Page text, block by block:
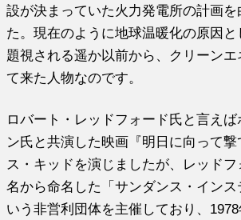
設が決まっていた火力発電所の計画を
た。現在のように地球温暖化の原因と
題視される遥か以前から、クリーンエ
て来た人物なのです。
ロバート・レッドフォード氏と言え
ン氏と共演した映画『明日に向って
ス・キッドを演じましたが、レッド
名から命名した「サンダンス・インス
いう非営利団体を主催しており、